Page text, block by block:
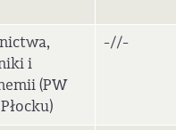
i
(PW
-//-